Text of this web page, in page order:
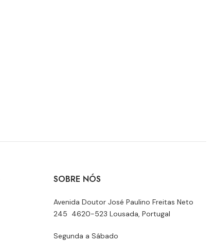
SOBRE NÓS
Avenida Doutor José Paulino Freitas Neto
245 4620-523 Lousada, Portugal
Segunda a Sábado